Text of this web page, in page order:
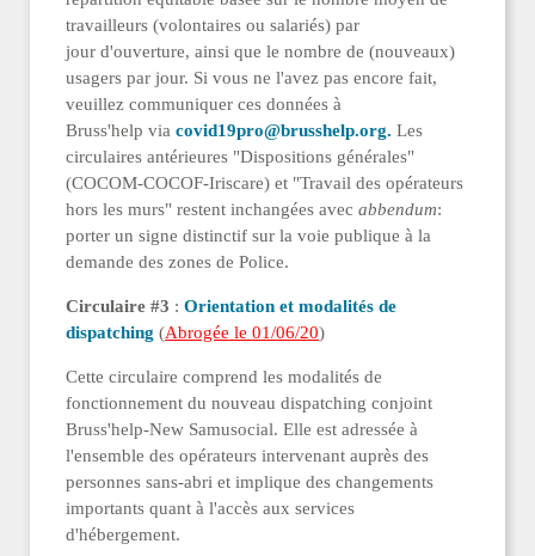
travailleurs (volontaires ou salariés) par
jour d'ouverture, ainsi que le nombre de (nouveaux)
usagers par jour. Si vous ne l'avez pas encore fait,
veuillez communiquer ces données à
Bruss'help via covid19pro@brusshelp.org. Les
circulaires antérieures "Dispositions générales"
(COCOM-COCOF-Iriscare) et "Travail des opérateurs
hors les murs" restent inchangées avec abbendum:
porter un signe distinctif sur la voie publique à la
demande des zones de Police.
Circulaire #3 : Orientation et modalités de
dispatching (Abrogée le 01/06/20)
Cette circulaire comprend les modalités de
fonctionnement du nouveau dispatching conjoint
Bruss'help-New Samusocial. Elle est adressée à
l'ensemble des opérateurs intervenant auprès des
personnes sans-abri et implique des changements
importants quant à l'accès aux services
d'hébergement.